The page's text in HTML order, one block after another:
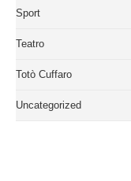
Sport
Teatro
Totò Cuffaro
Uncategorized